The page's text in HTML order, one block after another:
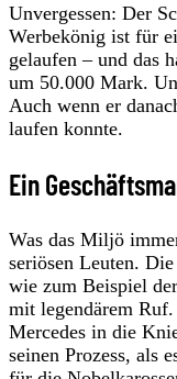
Unvergessen: Der
Werbekönig ist für
gelaufen – und das
um 50.000 Mark.
Auch wenn er
laufen konnte.
Ein
Was das Miljö
seriösen Leuten.
wie zum Beispiel
mit legendärem
Mercedes in die
seinen Prozess, als